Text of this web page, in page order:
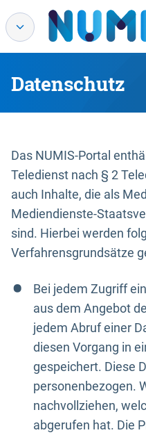
Datenschutz
Das NUMIS-Portal
Teledienst nach § 2
auch Inhalte, die als
Mediendienste-
sind. Hierbei werden
Verfahrensgrundsätze
Bei jedem Zugriff
aus dem Angebot
jedem Abruf einer
diesen Vorgang in
gespeichert. Diese
personenbezogen.
nachvollziehen,
abgerufen hat. Die